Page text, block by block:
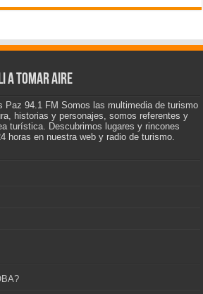
a tomar aire
Paz 94.1 FM Somos las multimedia de turismo
historias y personajes, somos referentes y
turística. Descubrimos lugares y rincones
horas en nuestra web y radio de turismo.